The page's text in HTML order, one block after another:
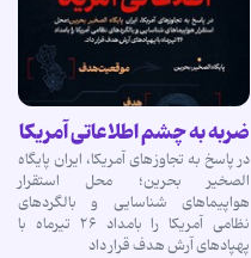
ضربه به چشم اطلاعاتی آمریکا
در پاسخ به تجاوزهای آمریکا، ایران پایگاه
الصخیر بحرین؛ محل استقرار
هواپیماهای شناسایی و بالگردهای
نظامی آمریکا را بامداد ۲۶ تیرماه با
پهپادهای آرش هدف قرار داد